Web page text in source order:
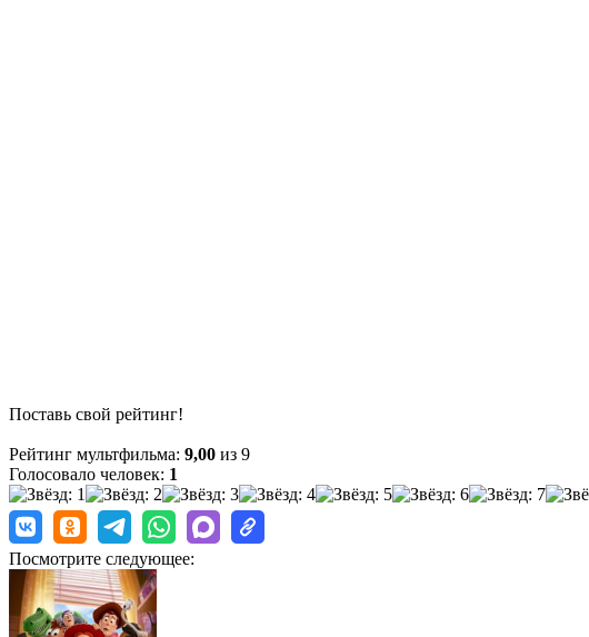
Поставь свой рейтинг!
Рейтинг мультфильма: 9,00 из 9
Голосовало человек: 1
Посмотрите следующее: